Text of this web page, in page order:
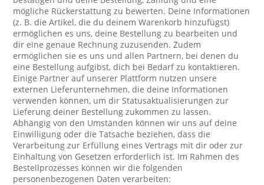
mögliche Rückerstattung zu bewerten. Deine Informationen
(z. B. die Artikel, die du deinem Warenkorb hinzufügst)
ermöglichen es uns, deine Bestellung zu bearbeiten und
dir eine genaue Rechnung zuzusenden. Zudem
ermöglichen sie es uns und allen Partnern, bei denen du
eine Bestellung aufgibst, dich bei Bedarf zu kontaktieren.
Einige Partner auf unserer Plattform nutzen unsere
externen Lieferunternehmen, die deine Informationen
verwenden können, um dir Statusaktualisierungen zur
Lieferung deiner Bestellung zukommen zu lassen.
Abhängig von den Umständen können wir uns auf deine
Einwilligung oder die Tatsache beziehen, dass die
Verarbeitung zur Erfüllung eines Vertrags mit dir oder zur
Einhaltung von Gesetzen erforderlich ist. Im Rahmen des
Bestellprozesses können wir die folgenden
personenbezogenen Daten verarbeiten: